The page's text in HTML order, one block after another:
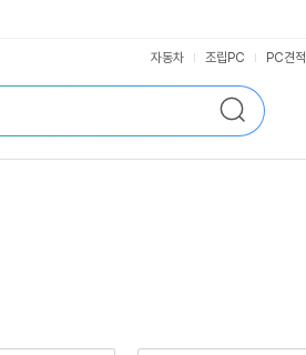
검
색
자동차 조립PC PC견적